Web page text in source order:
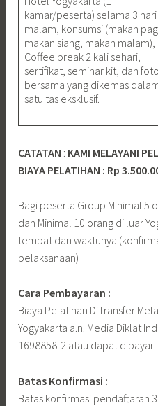
kamar/peserta) selama 3
malam, konsumsi (makan
makan siang, makan malam),
Coffee break 2 kali sehari,
sertifikat, seminar kit, dan foto
bersama yang dikemas
satu tas eksklusif.
CATATAN : KAMI MELAYANI
BIAYA PELATIHAN : Rp
Bagi peserta Group Minimal 5
dan Minimal 10 orang di luar
tempat dan waktunya
pelaksanaan)
Cara Pembayaran :
Biaya Pelatihan DiTransfer
Yogyakarta a.n. Media Diklat
1698858-2 atau dapat dibayar
Batas Konfirmasi :
Batas konfirmasi pendaftaran